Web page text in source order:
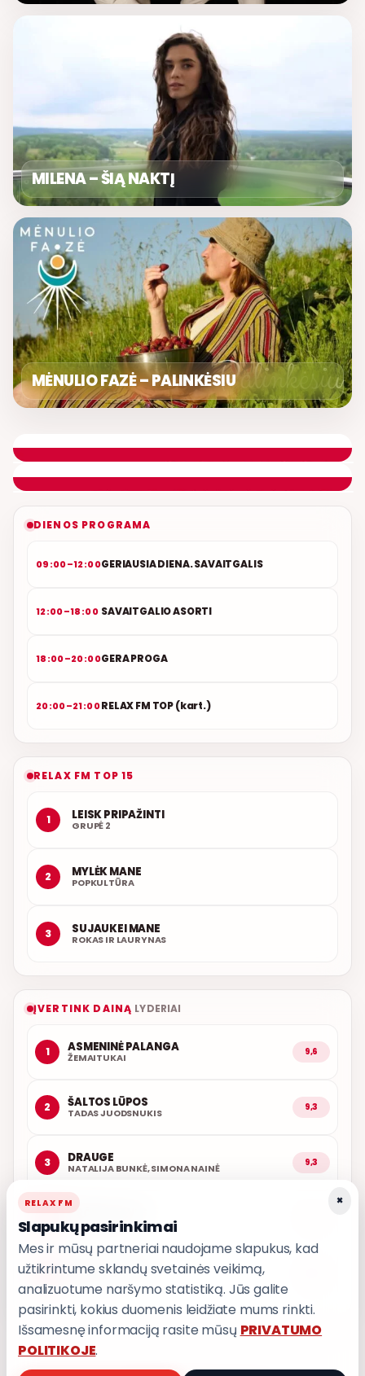
MILENA – ŠIĄ NAKTĮ
MĖNULIO FAZĖ – PALINKĖSIU
DIENOS PROGRAMA
09:00–12:00GERIAUSIA DIENA. SAVAITGALIS
12:00–18:00 SAVAITGALIO ASORTI
18:00–20:00GERA PROGA
20:00–21:00RELAX FM TOP (kart.)
RELAX FM TOP 15
1 LEISK PRIPAŽINTI
GRUPĖ 2
2 MYLĖK MANE
POPKULTŪRA
3 SUJAUKEI MANE
ROKAS IR LAURYNAS
ĮVERTINK DAINĄ LYDERIAI
1 ASMENINĖ PALANGA
ŽEMAITUKAI 9,6
2 ŠALTOS LŪPOS
TADAS JUODSNUKIS 9,3
3 DRAUGE
NATALIJA BUNKĖ, SIMONA NAINĖ 9,3
POPKULTŪRA
5 AŠ ATVAŽIUOJU
×
RELAX FM
Slapukų pasirinkimai
Mes ir mūsų partneriai naudojame slapukus, kad
užtikrintume sklandų svetainės veikimą,
analizuotume naršymo statistiką. Jūs galite
pasirinkti, kokius duomenis leidžiate mums rinkti.
Išsamesnę informaciją rasite mūsų PRIVATUMO
POLITIKOJE.